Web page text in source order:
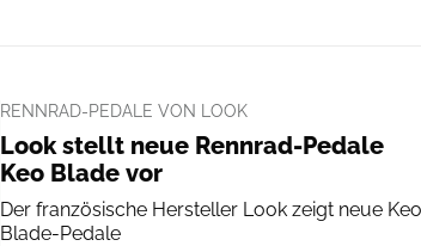
RENNRAD-PEDALE VON LOOK
Look stellt neue Rennrad-Pedale
Keo Blade vor
Der französische Hersteller Look zeigt neue Keo
Blade-Pedale